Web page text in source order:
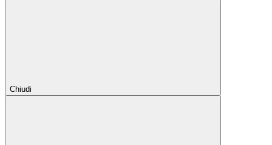
Chiudi